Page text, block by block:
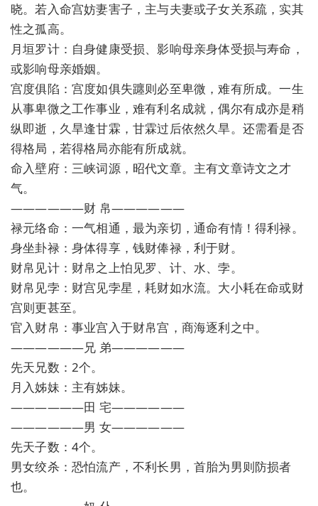
晓。若入命宫妨妻害子，主与夫妻或子女关系疏，实其
性之孤高。
月垣罗计：自身健康受损、影响母亲身体受损与寿命，
或影响母亲婚姻。
宫度俱陷：宫度如俱失躔则必至卑微，难有所成。一生
从事卑微之工作事业，难有利名成就，偶尔有成亦是稍
纵即逝，久旱逢甘霖，甘霖过后依然久旱。还需看是否
得格局，若得格局亦能有所成就。
命入壁府：三峡词源，昭代文章。主有文章诗文之才
气。
——————财 帛——————
禄元络命：一气相通，最为亲切，通命有情！得利禄。
身坐卦禄：身体得享，钱财俸禄，利于财。
财帛见计：财帛之上怕见罗、计、水、孛。
财帛见孛：财宫见孛星，耗财如水流。大小耗在命或财
宫则更甚至。
官入财帛：事业宫入于财帛宫，商海逐利之中。
——————兄 弟——————
先天兄数：2个。
月入姊妹：主有姊妹。
——————田 宅——————
——————男 女——————
先天子数：4个。
男女绞杀：恐怕流产，不利长男，首胎为男则防损者
也。